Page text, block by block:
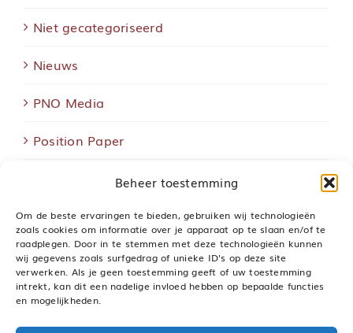
Beheer toestemming
Om de beste ervaringen te bieden, gebruiken wij technologieën
zoals cookies om informatie over je apparaat op te slaan en/of te
raadplegen. Door in te stemmen met deze technologieën kunnen
wij gegevens zoals surfgedrag of unieke ID's op deze site
verwerken. Als je geen toestemming geeft of uw toestemming
intrekt, kan dit een nadelige invloed hebben op bepaalde functies
en mogelijkheden.
Niet gecategoriseerd
Nieuws
PNO Media
Position Paper
Van de bestuurstafel
Verkiezingen VO
VVG PGB
Zwarte zwanen